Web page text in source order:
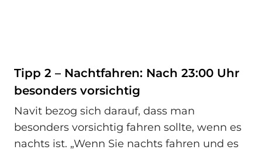
Tipp 2 – Nachtfahren: Nach 23:00 Uhr
besonders vorsichtig
Navit bezog sich darauf, dass man
besonders vorsichtig fahren sollte, wenn es
nachts ist. „Wenn Sie nachts fahren und es